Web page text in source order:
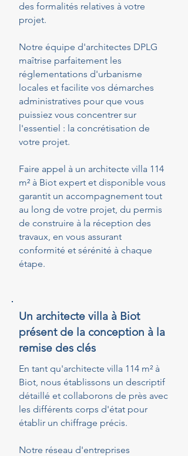
des formalités relatives à votre
projet.
Notre équipe d'architectes DPLG
maîtrise parfaitement les
réglementations d'urbanisme
locales et facilite vos démarches
administratives pour que vous
puissiez vous concentrer sur
l'essentiel : la concrétisation de
votre projet.
Faire appel à un architecte villa 114
m² à Biot expert et disponible vous
garantit un accompagnement tout
au long de votre projet, du permis
de construire à la réception des
travaux, en vous assurant
conformité et sérénité à chaque
étape.
Un architecte villa à Biot
présent de la conception à la
remise des clés
En tant qu'architecte villa 114 m² à
Biot, nous établissons un descriptif
détaillé et collaborons de près avec
les différents corps d'état pour
établir un chiffrage précis.
Notre réseau d'entreprises